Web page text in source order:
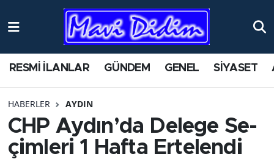
RESMİ İLANLAR GÜNDEM GENEL SİYASET
HABERLER AYDIN
CHP Aydın’da De­le­ge Se­
çim­le­ri 1 Hafta Er­te­len­di